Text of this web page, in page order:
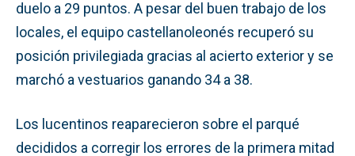
duelo a 29 puntos. A pesar del buen trabajo de los
locales, el equipo castellanoleonés recuperó su
posición privilegiada gracias al acierto exterior y se
marchó a vestuarios ganando 34 a 38.
Los lucentinos reaparecieron sobre el parqué
decididos a corregir los errores de la primera mitad